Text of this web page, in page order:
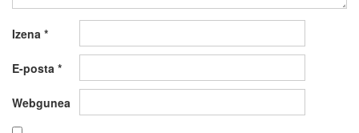
Izena *
E-posta *
Webgunea